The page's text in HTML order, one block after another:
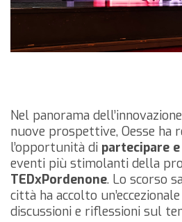
Nel panorama
nuove prospettive, Oesse ha
l’opportunità di partecipare
eventi più stimolanti della
TEDxPordenone. Lo scorso
città ha accolto
discussioni e riflessioni sul